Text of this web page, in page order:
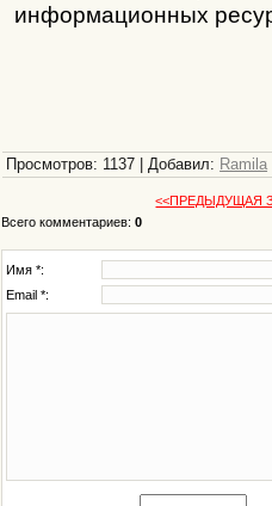
информационных
Просмотров: 1137 | Добавил: Ramila
<<ПРЕДЫДУЩАЯ
Всего комментариев:0
Имя *:
Email *: